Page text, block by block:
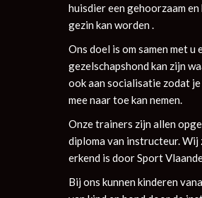
huisdier een gehoorzaam
gezin kan worden .
Ons doel is om samen met
gezelschapshond kan zijn
ook aan socialisatie zodat
mee naar toe kan nemen.
Onze trainers zijn allen
diploma van instructeur.
erkend is door Sport
Bij ons kunnen kinderen